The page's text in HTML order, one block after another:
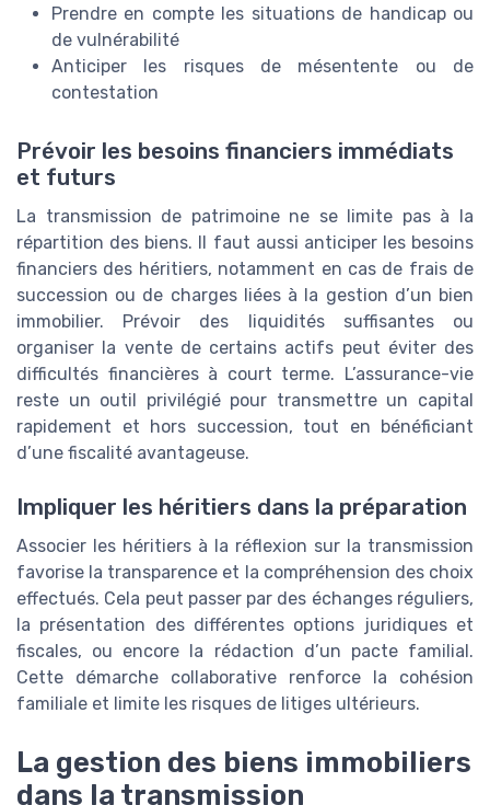
Prendre en compte les situations de handicap ou
de vulnérabilité
Anticiper les risques de mésentente ou de
contestation
Prévoir les besoins financiers immédiats
et futurs
La transmission de patrimoine ne se limite pas à la
répartition des biens. Il faut aussi anticiper les besoins
financiers des héritiers, notamment en cas de frais de
succession ou de charges liées à la gestion d’un bien
immobilier. Prévoir des liquidités suffisantes ou
organiser la vente de certains actifs peut éviter des
difficultés financières à court terme. L’assurance-vie
reste un outil privilégié pour transmettre un capital
rapidement et hors succession, tout en bénéficiant
d’une fiscalité avantageuse.
Impliquer les héritiers dans la préparation
Associer les héritiers à la réflexion sur la transmission
favorise la transparence et la compréhension des choix
effectués. Cela peut passer par des échanges réguliers,
la présentation des différentes options juridiques et
fiscales, ou encore la rédaction d’un pacte familial.
Cette démarche collaborative renforce la cohésion
familiale et limite les risques de litiges ultérieurs.
La gestion des biens immobiliers
dans la transmission